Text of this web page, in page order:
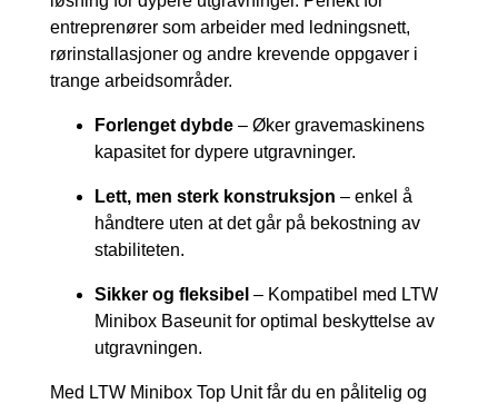
entreprenører som arbeider med ledningsnett,
rørinstallasjoner og andre krevende oppgaver i
trange arbeidsområder.
Forlenget dybde – Øker gravemaskinens
kapasitet for dypere utgravninger.
Lett, men sterk konstruksjon – enkel å
håndtere uten at det går på bekostning av
stabiliteten.
Sikker og fleksibel – Kompatibel med LTW
Minibox Baseunit for optimal beskyttelse av
utgravningen.
Med LTW Minibox Top Unit får du en pålitelig og